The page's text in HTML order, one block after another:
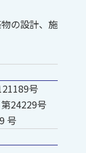
の設計、施
号
24229号
号